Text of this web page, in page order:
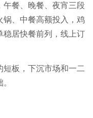
午餐、晚餐、夜宵三段
锅、中餐高额投入，鸡
稳居快餐前列，线上订
板，下沉市场和一二